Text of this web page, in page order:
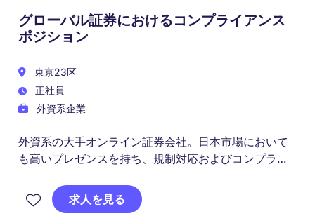
グローバル証券におけるコンプライアンス
ポジション
東京23区
正社員
外資系企業
外資系の大手オンライン証券会社。日本市場において
も高いプレゼンスを持ち、規制対応およびコンプライ
求人を見る